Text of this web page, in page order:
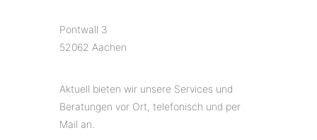
Pontwall 3
52062 Aachen
Aktuell bieten wir unsere Services und
Beratungen vor Ort, telefonisch und per
Mail an.